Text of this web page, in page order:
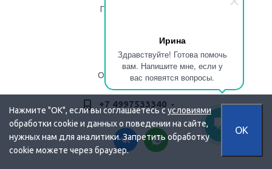
Ирина
Здравствуйте! Готова помочь
вам. Напишите мне, если у
вас появятся вопросы.
Гарантия на товар
Блог
Описание изделий
+7 4997533340
Нажмите "OK", если вы соглашаетесь сусловиями
обработки cookie и данных о поведении на сайте,
нужных нам для аналитики. Запретить обработку
cookie можете через браузер.
OK